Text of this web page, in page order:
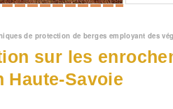
de protection de berges employant des
sur les
Haute-Savoie